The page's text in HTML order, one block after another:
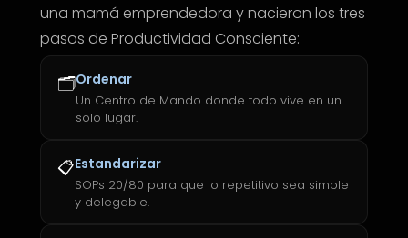
una mamá emprendedora y nacieron los tres
pasos de Productividad Consciente:
🗂️Ordenar
Un Centro de Mando donde todo vive en un
solo lugar.
📋Estandarizar
SOPs 20/80 para que lo repetitivo sea simple
y delegable.